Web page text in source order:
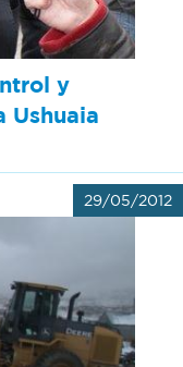
y
Ushuaia
29/05/2012